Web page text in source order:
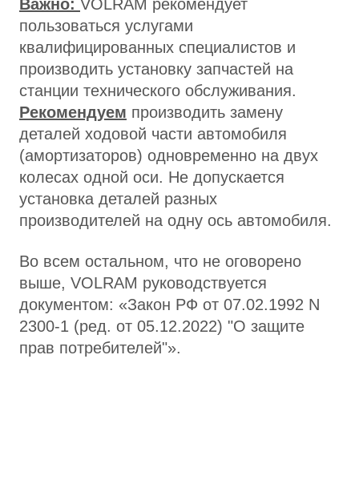
Важно: VOLRAM рекомендует
пользоваться услугами
квалифицированных специалистов и
производить установку запчастей на
станции технического обслуживания.
Рекомендуем производить замену
деталей ходовой части автомобиля
(амортизаторов) одновременно на двух
колесах одной оси. Не допускается
установка деталей разных
производителей на одну ось автомобиля.
Во всем остальном, что не оговорено
выше, VOLRAM руководствуется
документом: «Закон РФ от 07.02.1992 N
2300-1 (ред. от 05.12.2022) "О защите
прав потребителей"».